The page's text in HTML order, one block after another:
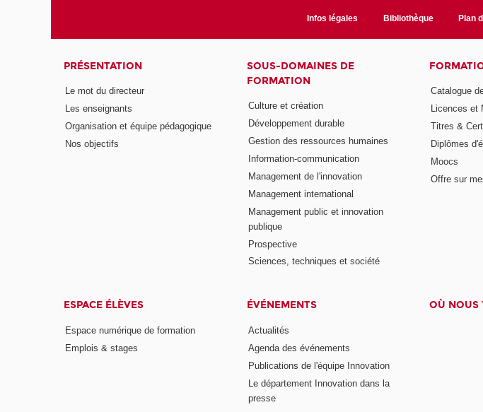
Infos légales Bibliothèque Plan
PRÉSENTATION
Le mot du directeur
Les enseignants
Organisation et équipe pédagogique
Nos objectifs
SOUS-DOMAINES DE
FORMATION
Culture et création
Développement durable
Gestion des ressources humaines
Information-communication
Management de l'innovation
Management international
Management public et innovation
publique
Prospective
Sciences, techniques et société
Catalogue
Licences et
Titres &
Diplômes
Moocs
Offre sur
ESPACE ÉLÈVES
Espace numérique de formation
Emplois & stages
ÉVÉNEMENTS
Actualités
Agenda des événements
Publications de l'équipe Innovation
Le département Innovation dans la
presse
OÙ NOUS